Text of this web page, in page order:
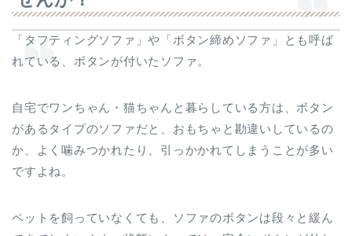
「タフティングソファ」や「ボタン締めソファ」とも呼ば
れている、ボタンが付いたソファ。
自宅でワンちゃん・猫ちゃんと暮らしている方は、ボタン
があるタイプのソファだと、おもちゃと勘違いしているの
か、よく噛みつかれたり、引っかかれてしまうことが多い
ですよね。
ペットを飼っていなくても、ソファのボタンは段々と緩ん